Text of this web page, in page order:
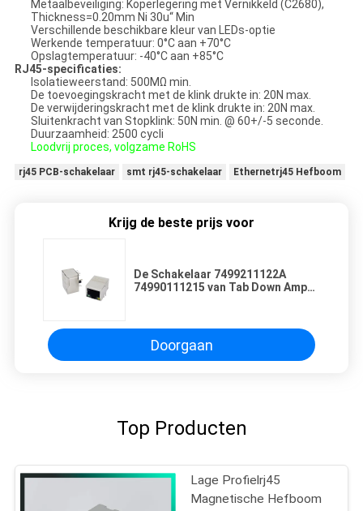
Metaalbeveiliging: Koperlegering met Vernikkeld (C2680),
Thickness=0.20mm Ni 30u“ Min
Verschillende beschikbare kleur van LEDs-optie
Werkende temperatuur: 0°C aan +70°C
Opslagtemperatuur: -40°C aan +85°C
RJ45-specificaties:
Isolatieweerstand: 500MΩ min.
De toevoegingskracht met de klink drukte in: 20N max.
De verwijderingskracht met de klink drukte in: 20N max.
Sluitenkracht van Stopklink: 50N min. @ 60+/-5 seconde.
Duurzaamheid: 2500 cycli
Loodvrij proces, volgzame RoHS
rj45 PCB-schakelaar smt rj45-schakelaar Ethernetrj45 Hefboom
Krijg de beste prijs voor
De Schakelaar 7499211122A
74990111215 van Tab Down Amp
Doorgaan
Top Producten
Lage Profielrj45
Magnetische Hefboom